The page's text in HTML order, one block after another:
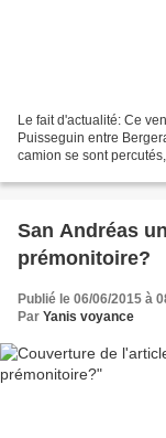
Le fait d'actualité: Ce
Puisseguin entre
camion se sont
San Andréas
prémonitoire?
Publié le 06/06/2015 à
Par Yanis voyance